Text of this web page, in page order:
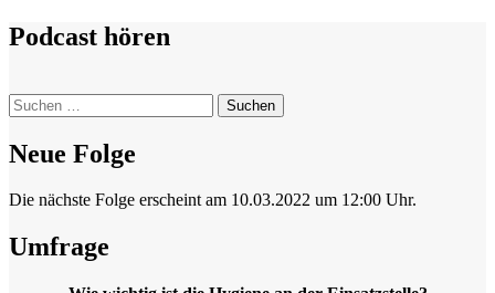
Podcast hören
Suchen
nach:
Neue Folge
Die nächste Folge erscheint am 10.03.2022 um 12:00 Uhr.
Umfrage